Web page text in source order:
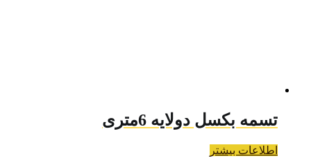
تسمه بکسل دولایه 6متری
اطلاعات بیشتر